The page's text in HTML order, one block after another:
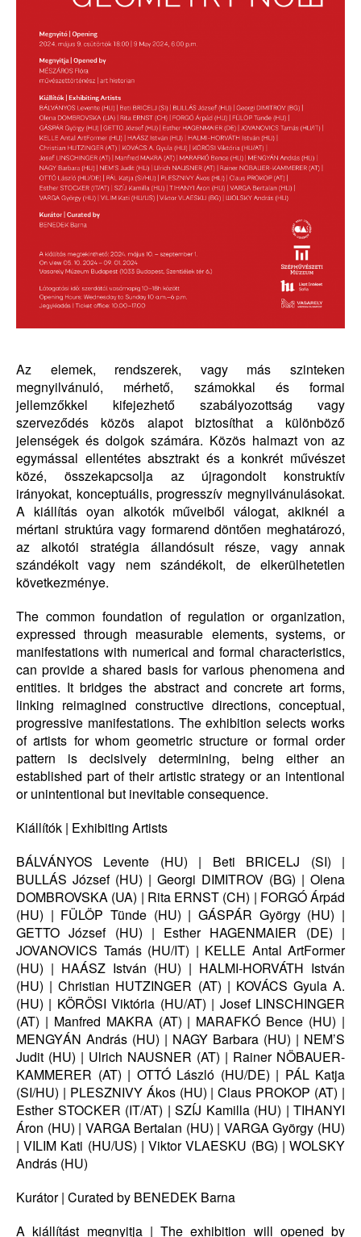
Az elemek, rendszerek, vagy más szinteken
megnyilvánuló, mérhető, számokkal és formai
jellemzőkkel kifejezhető szabályozottság vagy
szerveződés közös alapot biztosíthat a különböző
jelenségek és dolgok számára. Közös halmazt von az
egymással ellentétes absztrakt és a konkrét művészet
közé, összekapcsolja az újragondolt konstruktív
irányokat, konceptuális, progresszív megnyilvánulásokat.
A kiállítás oyan alkotók műveiből válogat, akiknél a
mértani struktúra vagy formarend döntően meghatározó,
az alkotói stratégia állandósult része, vagy annak
szándékolt vagy nem szándékolt, de elkerülhetetlen
következménye.
The common foundation of regulation or organization,
expressed through measurable elements, systems, or
manifestations with numerical and formal characteristics,
can provide a shared basis for various phenomena and
entities. It bridges the abstract and concrete art forms,
linking reimagined constructive directions, conceptual,
progressive manifestations. The exhibition selects works
of artists for whom geometric structure or formal order
pattern is decisively determining, being either an
established part of their artistic strategy or an intentional
or unintentional but inevitable consequence.
Kiállítók | Exhibiting Artists
BÁLVÁNYOS Levente (HU) | Beti BRICELJ (SI) |
BULLÁS József (HU) | Georgi DIMITROV (BG) | Olena
DOMBROVSKA (UA) | Rita ERNST (CH) | FORGÓ Árpád
(HU) | FÜLÖP Tünde (HU) | GÁSPÁR György (HU) |
GETTO József (HU) | Esther HAGENMAIER (DE) |
JOVANOVICS Tamás (HU/IT) | KELLE Antal ArtFormer
(HU) | HAÁSZ István (HU) | HALMI-HORVÁTH István
(HU) | Christian HUTZINGER (AT) | KOVÁCS Gyula A.
(HU) | KÖRÖSI Viktória (HU/AT) | Josef LINSCHINGER
(AT) | Manfred MAKRA (AT) | MARAFKÓ Bence (HU) |
MENGYÁN András (HU) | NAGY Barbara (HU) | NEM’S
Judit (HU) | Ulrich NAUSNER (AT) | Rainer NÖBAUER-
KAMMERER (AT) | OTTÓ László (HU/DE) | PÁL Katja
(SI/HU) | PLESZNIVY Ákos (HU) | Claus PROKOP (AT) |
Esther STOCKER (IT/AT) | SZÍJ Kamilla (HU) | TIHANYI
Áron (HU) | VARGA Bertalan (HU) | VARGA György (HU)
| VILIM Kati (HU/US) | Viktor VLAESKU (BG) | WOLSKY
András (HU)
Kurátor | Curated by BENEDEK Barna
A kiállítást megnyitja | The exhibition will opened by